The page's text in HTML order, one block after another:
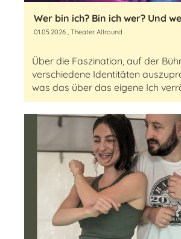
01.05.2026 , Theater Allround
Über die Faszination, auf der
verschiedene Identitäten
was das über das eigene Ich